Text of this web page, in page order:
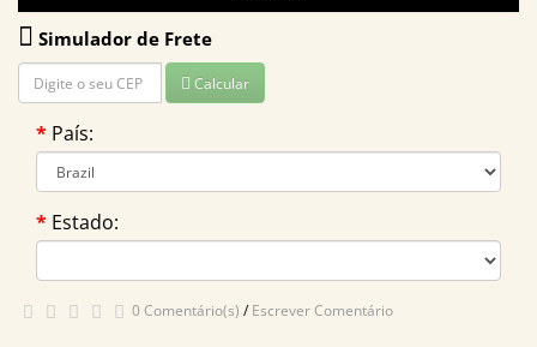
Simulador de Frete
Calcular
País:
Estado:
0 Comentário(s) /Escrever Comentário